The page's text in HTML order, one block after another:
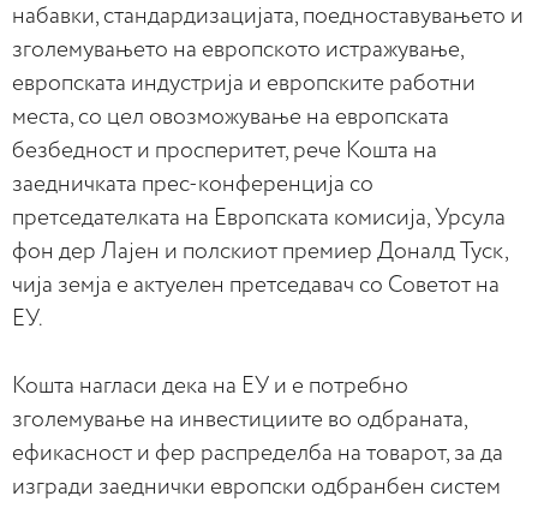
набавки, стандардизацијата, поедноставувањето и
зголемувањето на европското истражување,
европската индустрија и европските работни
места, со цел овозможување на европската
безбедност и просперитет, рече Кошта на
заедничката прес-конференција со
претседателката на Европската комисија, Урсула
фон дер Лајен и полскиот премиер Доналд Туск,
чија земја е актуелен претседавач со Советот на
ЕУ.
Кошта нагласи дека на ЕУ и е потребно
зголемување на инвестициите во одбраната,
ефикасност и фер распределба на товарот, за да
изгради заеднички европски одбранбен систем